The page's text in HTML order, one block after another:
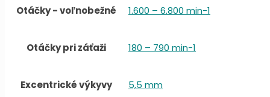
Otáčky - voľnobežné 1.600 – 6.800 min-1
Otáčky pri záťaži 180 – 790 min-1
Excentrické výkyvy 5,5 mm